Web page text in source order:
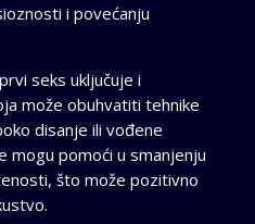
i povećanju
seks uključuje i
može obuhvatiti tehnike
disanje ili vođene
mogu pomoći u smanjenju
što može pozitivno